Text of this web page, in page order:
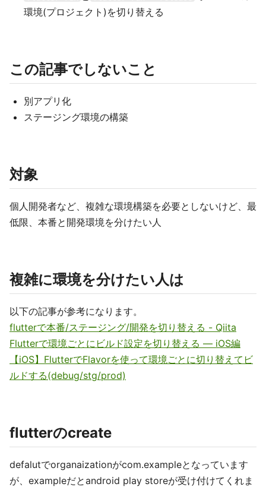
環境(プロジェクト)を切り替える
この記事でしないこと
別アプリ化
ステージング環境の構築
対象
個人開発者など、複雑な環境構築を必要としないけど、最
低限、本番と開発環境を分けたい人
複雑に環境を分けたい人は
以下の記事が参考になります。
flutterで本番/ステージング/開発を切り替える - Qiita
Flutterで環境ごとにビルド設定を切り替える — iOS編
【iOS】FlutterでFlavorを使って環境ごとに切り替えてビ
ルドする(debug/stg/prod)
flutterのcreate
defalutでorganaizationがcom.exampleとなっています
が、exampleだとandroid play storeが受け付けてくれま